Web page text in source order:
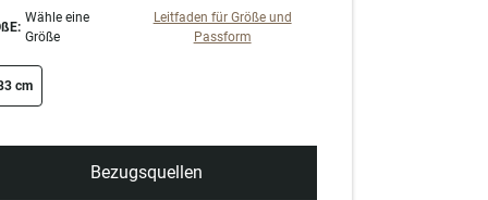
Wähle eine
Größe
Leitfaden für Größe und
Passform
swatch
cm
Bezugsquellen